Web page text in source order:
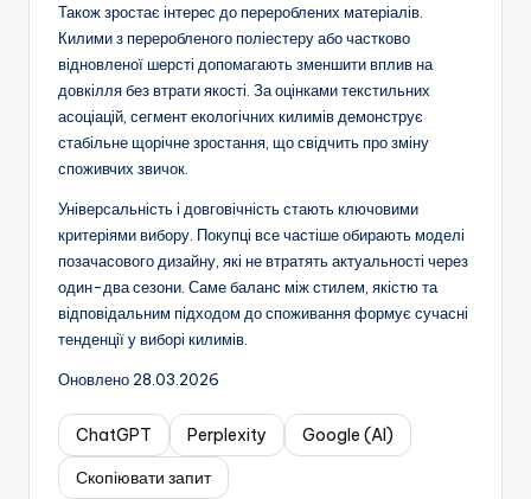
Також зростає інтерес до перероблених матеріалів.
Килими з переробленого поліестеру або частково
відновленої шерсті допомагають зменшити вплив на
довкілля без втрати якості. За оцінками текстильних
асоціацій, сегмент екологічних килимів демонструє
стабільне щорічне зростання, що свідчить про зміну
споживчих звичок.
Універсальність і довговічність стають ключовими
критеріями вибору. Покупці все частіше обирають моделі
позачасового дизайну, які не втратять актуальності через
один-два сезони. Саме баланс між стилем, якістю та
відповідальним підходом до споживання формує сучасні
тенденції у виборі килимів.
Оновлено 28.03.2026
ChatGPT Perplexity
Google (AI)
Скопіювати запит